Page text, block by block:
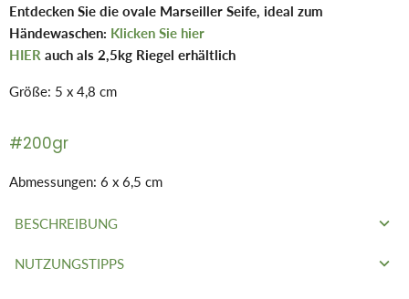
Entdecken Sie die ovale Marseiller Seife, ideal zum
Händewaschen: Klicken Sie hier
HIER auch als 2,5kg Riegel erhältlich
Größe: 5 x 4,8 cm
#200gr
Abmessungen: 6 x 6,5 cm
BESCHREIBUNG
NUTZUNGSTIPPS